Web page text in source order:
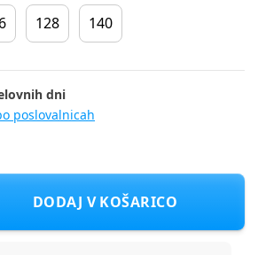
128 140
dni
poslovalnicah
D Bež 104
DODAJ V KOŠARICO